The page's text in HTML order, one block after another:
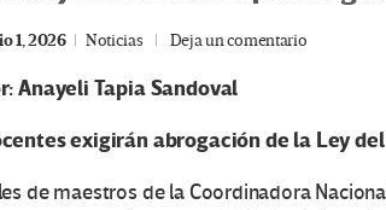
1, 2026 Noticias Deja un comentario
Anayeli Tapia Sandoval
exigirán abrogación de la Ley
de maestros de la Coordinadora